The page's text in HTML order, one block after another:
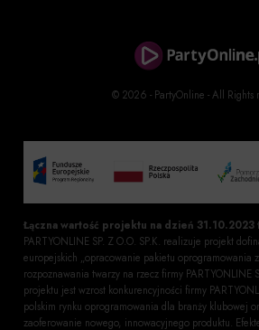
© 2026 - PartyOnline - All Rights
Łączna wartość projektu na dzień
PARTYONLINE SP. Z O.O. SP.K. realizuje projekt
europejskich „opracowanie pakietu oprogramowania
rozpoznawania twarzy na rzecz firmy PARTYONLINE
projektu jest wzrost konkurencyjności firmy
polskim rynku oprogramowania dla branży klubowej
zaoferowanie nowego, innowacyjnego produktu.